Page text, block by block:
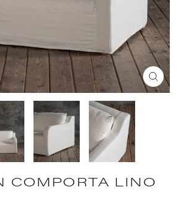
(ESC)
COMPORTA LINO